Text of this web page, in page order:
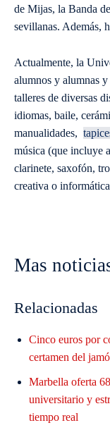
de Mijas, la Banda
sevillanas. Además,
Actualmente, la
alumnos y alumnas
talleres de diversas
idiomas, baile,
manualidades,
música (que incluye
clarinete, saxofón,
creativa o
Mas
Relacionadas
Cinco euros por
certamen del
Marbella oferta
universitario y
tiempo real